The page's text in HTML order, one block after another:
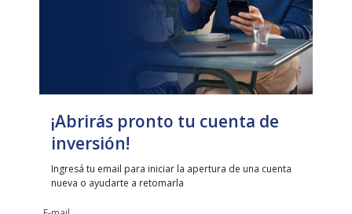
¡Abrirás pronto tu cuenta de
inversión!
Ingresá tu email para iniciar la apertura de una cuenta
nueva o ayudarte a retomarla